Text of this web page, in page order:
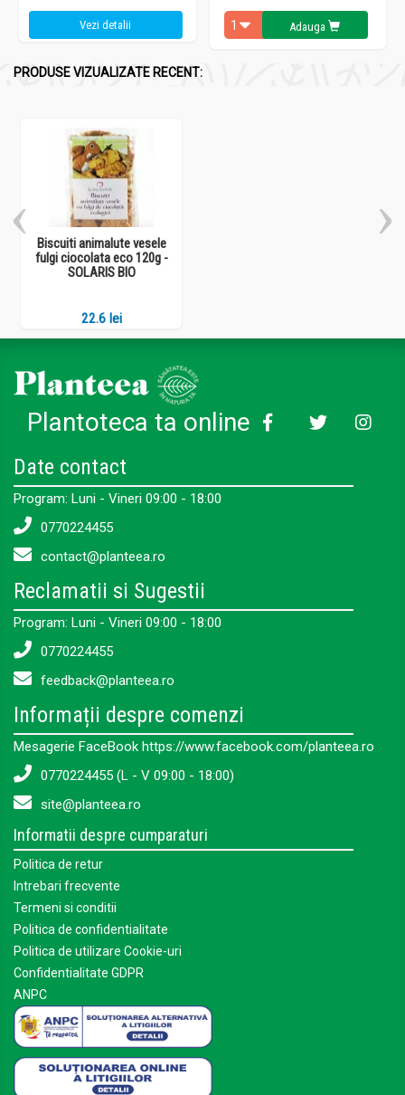
Vezi detalii Adauga
PRODUSE VIZUALIZATE RECENT:
Biscuiti animalute vesele
fulgi ciocolata eco 120g -
SOLARIS BIO
22.6 lei
Plantoteca ta online
Date contact
Program: Luni - Vineri 09:00 - 18:00
0770224455
contact@planteea.ro
Reclamatii si Sugestii
Program: Luni - Vineri 09:00 - 18:00
0770224455
feedback@planteea.ro
Informații despre comenzi
Mesagerie FaceBook https://www.facebook.com/planteea.ro
0770224455 (L - V 09:00 - 18:00)
site@planteea.ro
Informatii despre cumparaturi
Politica de retur
Intrebari frecvente
Termeni si conditii
Politica de confidentialitate
Politica de utilizare Cookie-uri
Confidentialitate GDPR
ANPC